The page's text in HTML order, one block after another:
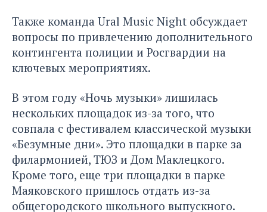
Также команда Ural Music Night обсуждает
вопросы по привлечению дополнительного
контингента полиции и Росгвардии на
ключевых мероприятиях.
В этом году «Ночь музыки» лишилась
нескольких площадок из-за того, что
совпала с фестивалем классической музыки
«Безумные дни». Это площадки в парке за
филармонией, ТЮЗ и Дом Маклецкого.
Кроме того, еще три площадки в парке
Маяковского пришлось отдать из-за
общегородского школьного выпускного.